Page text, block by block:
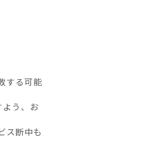
する可能
う、お
ス断中も